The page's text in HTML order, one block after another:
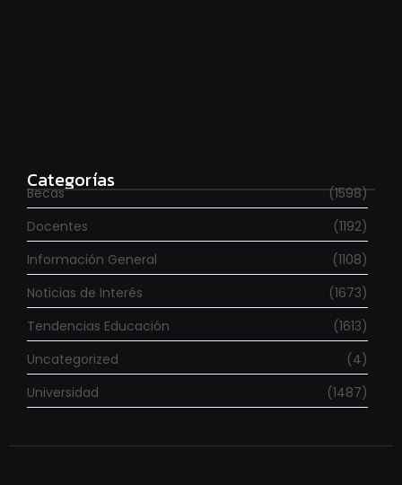
Categorías
Becas
(1598)
Docentes
(1192)
Información General
(1108)
Noticias de Interés
(1673)
Tendencias Educación
(1613)
Uncategorized
(4)
Universidad
(1487)